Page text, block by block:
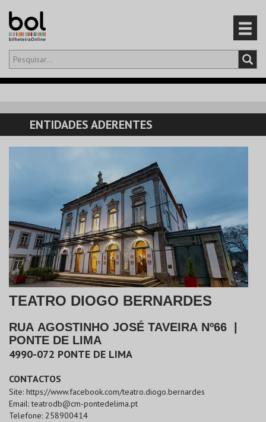
Olá,iniciar sessão
CARRINHO
EVENTOS
CARTÕES
PRODUTOS
ENTIDADES ADERENTES
TEATRO DIOGO BERNARDES
RUA AGOSTINHO JOSÉ TAVEIRA Nº66
PONTE DE LIMA
4990-072 PONTE DE LIMA
CONTACTOS
Site: https://www.facebook.com/teatro.diogo.bernardes
Email:teatrodb@cm-pontedelima.pt
Telefone: 258900414